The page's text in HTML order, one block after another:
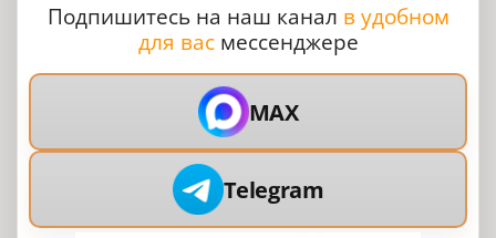
Подпишитесь на наш канал в удобном
для васмессенджере
MAX
Telegram